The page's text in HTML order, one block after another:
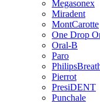
Megasonex
Miradent
MontCarotte
One Drop
Oral-B
Paro
Pierrot
PresiDENT
Punchale